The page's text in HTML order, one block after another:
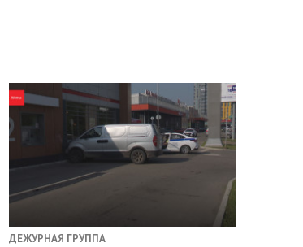
ДЕЖУРНАЯ ГРУППА